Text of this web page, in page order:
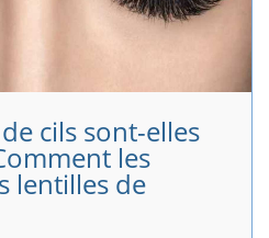
cils sont-elles
les
lentilles de